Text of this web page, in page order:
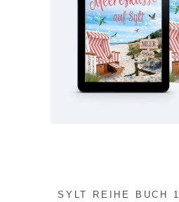
SYLT REIHE BUCH 1